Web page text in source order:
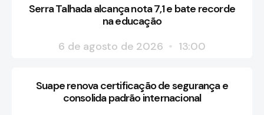
Serra Talhada alcança nota 7,1 e bate recorde
na educação
6 de agosto de 2026
13:00
Suape renova certificação de segurança e
consolida padrão internacional